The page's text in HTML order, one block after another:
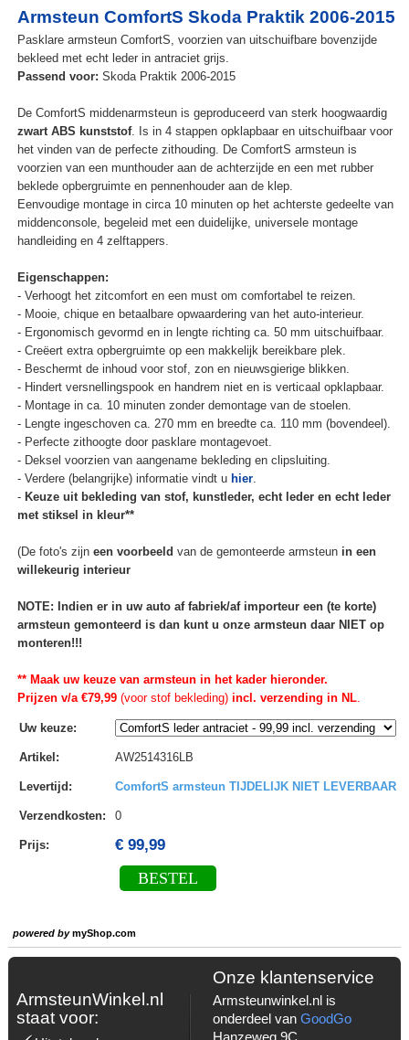
Armsteun ComfortS Skoda Praktik 2006-2015
Pasklare armsteun ComfortS, voorzien van uitschuifbare bovenzijde
bekleed met echt leder in antraciet grijs.
Passend voor: Skoda Praktik 2006-2015
De ComfortS middenarmsteun is geproduceerd van sterk hoogwaardig
zwart ABS kunststof. Is in 4 stappen opklapbaar en uitschuifbaar voor
het vinden van de perfecte zithouding. De ComfortS armsteun is
voorzien van een munthouder aan de achterzijde en een met rubber
beklede opbergruimte en pennenhouder aan de klep.
Eenvoudige montage in circa 10 minuten op het achterste gedeelte van
middenconsole, begeleid met een duidelijke, universele montage
handleiding en 4 zelftappers.
Eigenschappen:
- Verhoogt het zitcomfort en een must om comfortabel te reizen.
- Mooie, chique en betaalbare opwaardering van het auto-interieur.
- Ergonomisch gevormd en in lengte richting ca. 50 mm uitschuifbaar.
- Creëert extra opbergruimte op een makkelijk bereikbare plek.
- Beschermt de inhoud voor stof, zon en nieuwsgierige blikken.
- Hindert versnellingspook en handrem niet en is verticaal opklapbaar.
- Montage in ca. 10 minuten zonder demontage van de stoelen.
- Lengte ingeschoven ca. 270 mm en breedte ca. 110 mm (bovendeel).
- Perfecte zithoogte door pasklare montagevoet.
- Deksel voorzien van aangename bekleding en clipsluiting.
- Verdere (belangrijke) informatie vindt u hier.
- Keuze uit bekleding van stof, kunstleder, echt leder en echt leder
met stiksel in kleur**
(De foto's zijn een voorbeeld van de gemonteerde armsteun in een
willekeurig interieur
NOTE: Indien er in uw auto af fabriek/af importeur een (te korte)
armsteun gemonteerd is dan kunt u onze armsteun daar NIET op
monteren!!!
** Maak uw keuze van armsteun in het kader hieronder.
Prijzen v/a €79,99(voor stof bekleding)incl. verzending in NL.
Uw keuze:
Artikel : AW2514316LB
Levertijd : ComfortS armsteun TIJDELIJK NIET LEVERBAAR
Verzendkosten: 0
Prijs: € 99,99
BESTEL
powered bymyShop.com
ArmsteunWinkel.nl
staat voor:
Onze klantenservice
Armsteunwinkel.nl is
onderdeel van GoodGo